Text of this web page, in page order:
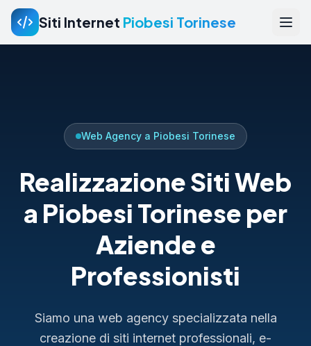
Siti Internet Piobesi Torinese
Web Agency a Piobesi Torinese
Realizzazione Siti Web
a Piobesi Torinese per
Aziende e
Professionisti
Siamo una web agency specializzata nella
creazione di siti internet professionali, e-